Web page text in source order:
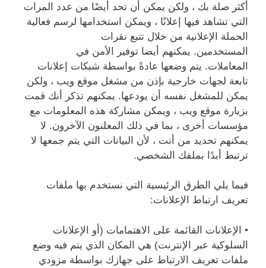
أكثر صلة بك ، ولكن يمكن أن تحد أيضًا من عدد المرات
التي تشاهد فيها إعلانًا ، ويمكن استخدامها لرسم فعالية
الحملة الإعلانية من خلال تتبع نقرات
المستخدمين. يمكنهم أيضا توفير الأمن في
المعاملات. يتم وضعها عادةً بواسطة شبكات إعلانات
تابعة لجهات خارجية بإذن من مشغل موقع ويب ، ولكن
يمكن للمشغل نفسه أن يودعها. يمكنهم تذكر أنك قمت
بزيارة موقع ويب ، ويمكن مشاركة هذه المعلومات مع
مؤسسات أخرى ، بما في ذلك المعلنون الآخرون. لا
يمكنهم تحديد من أنت ، لأن البيانات التي يتم جمعها لا
ترتبط أبدًا بملفك الشخصي.
فيما يلي الطرق الرئيسية التي نستخدم بها ملفات
تعريف ارتباط الإعلانات:
• الإعلانات القائمة على الاهتمامات (أو الإعلانات
السلوكية عبر الإنترنت) هي المكان الذي يتم فيه وضع
ملفات تعريف الارتباط على جهازك بواسطة مزودي